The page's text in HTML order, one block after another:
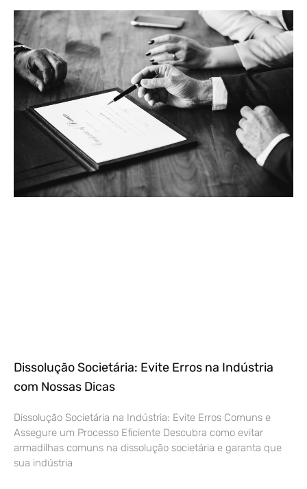
Dissolução Societária: Evite Erros na Indústria
com Nossas Dicas
Dissolução Societária na Indústria: Evite Erros Comuns e
Assegure um Processo Eficiente Descubra como evitar
armadilhas comuns na dissolução societária e garanta que
sua indústria